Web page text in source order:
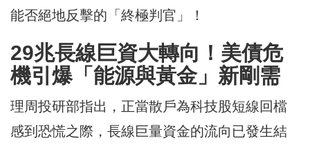
能否絕地反擊的「終極判官」！
29兆長線巨資大轉向！美債危
機引爆「能源與黃金」新剛需
理周投研部指出，正當散戶為科技股短線回檔
感到恐慌之際，長線巨量資金的流向已發生結